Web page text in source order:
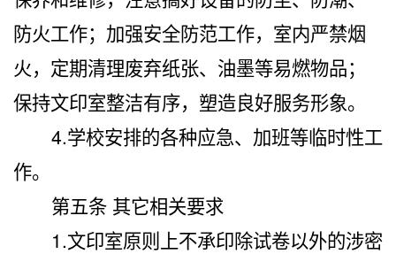
防火工作；加强安全防范工作，室内严禁烟
火，定期清理废弃纸张、油墨等易燃物品；
保持文印室整洁有序，塑造良好服务形象。
4.学校安排的各种应急、加班等临时性工
作。
第五条 其它相关要求
1.文印室原则上不承印除试卷以外的涉密